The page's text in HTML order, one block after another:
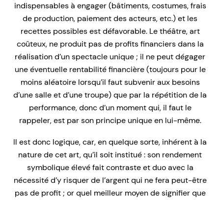
indispensables à engager (bâtiments, costumes, frais
de production, paiement des acteurs, etc.) et les
recettes possibles est défavorable. Le théâtre, art
coûteux, ne produit pas de profits financiers dans la
réalisation d’un spectacle unique ; il ne peut dégager
une éventuelle rentabilité financière (toujours pour le
moins aléatoire lorsqu’il faut subvenir aux besoins
d’une salle et d’une troupe) que par la répétition de la
performance, donc d’un moment qui, il faut le
rappeler, est par son principe unique en lui-même.
Il est donc logique, car, en quelque sorte, inhérent à la
nature de cet art, qu’il soit institué : son rendement
symbolique élevé fait contraste et duo avec la
nécessité d’y risquer de l’argent qui ne fera peut-être
pas de profit ; or quel meilleur moyen de signifier que